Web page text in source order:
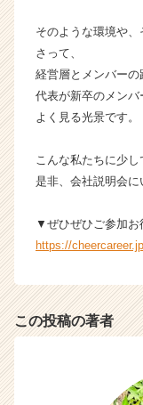
そのような環境や
さって、
経営層とメンバーの
代表が新卒のメンバ
よく見る光景です。
こんな私たちに少し
是非、会社説明会に
▼ぜひぜひご参加お
https://
この投稿の著者